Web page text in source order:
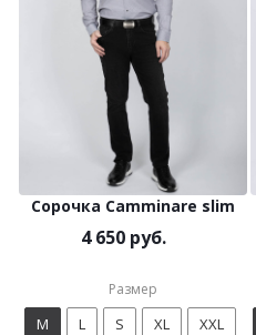
Сорочка Camminare slim
4 650 руб.
Размер
M L S XL XXL